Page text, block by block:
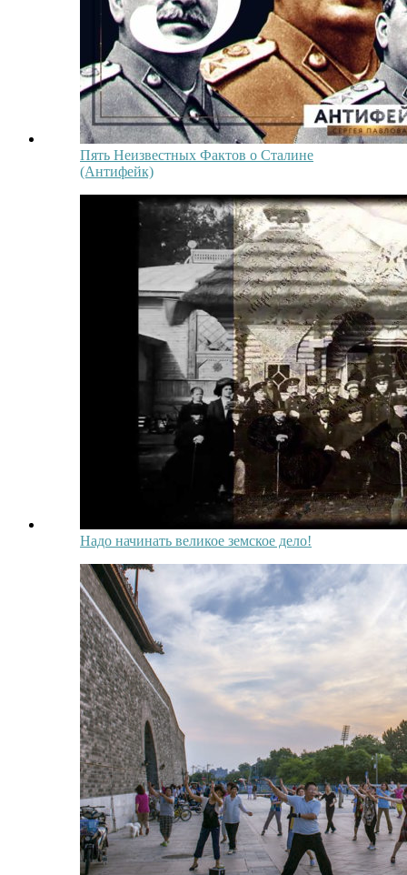
Пять Неизвестных Фактов о Сталине
(Антифейк)
Надо начинать великое земское дело!